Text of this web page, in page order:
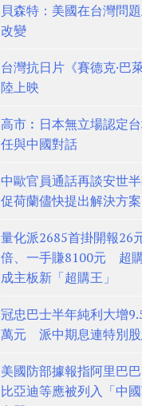
貝森特：美國在台灣問
改變
台灣抗日片《賽德克·巴
陸上映
高市︰日本無立場認定
任與中國對話
中歐官員通話再談安世
促荷蘭儘快提出解決方案
量化派2685首掛開報26
倍、一手賺8100元 超購
成主板新「超購王」
冠忠巴士半年純利大增
萬元 派中期息連特別
美國防部據報指阿里巴巴
比亞迪等應被列入「中